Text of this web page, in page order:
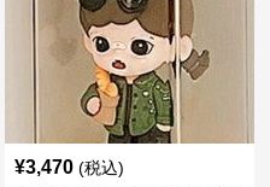
¥3,470 (税込)